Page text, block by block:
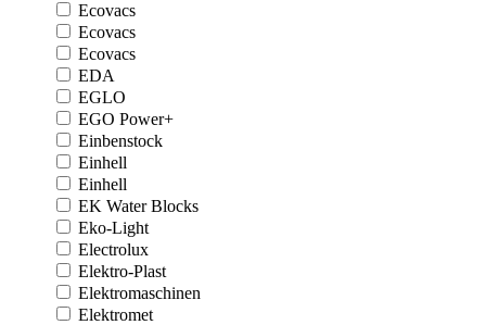
Ecovacs
Ecovacs
Ecovacs
EDA
EGLO
EGO Power+
Einbenstock
Einhell
Einhell
EK Water Blocks
Eko-Light
Electrolux
Elektro-Plast
Elektromaschinen
Elektromet